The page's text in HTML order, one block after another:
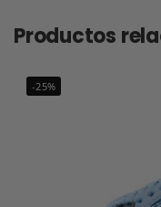
Productos
-25%